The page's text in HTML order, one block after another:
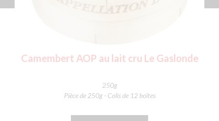
Camembert AOP au lait cru Le Gaslonde
250g
Pièce de 250g - Colis de 12 boîtes